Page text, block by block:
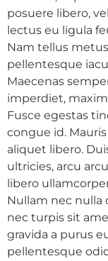
posuere libero,
lectus eu ligula
Nam tellus
pellentesque
Maecenas
imperdiet,
Fusce egestas
congue id.
aliquet libero.
ultricies, arcu
libero
Nullam nec nulla
nec turpis sit
gravida a purus
pellentesque